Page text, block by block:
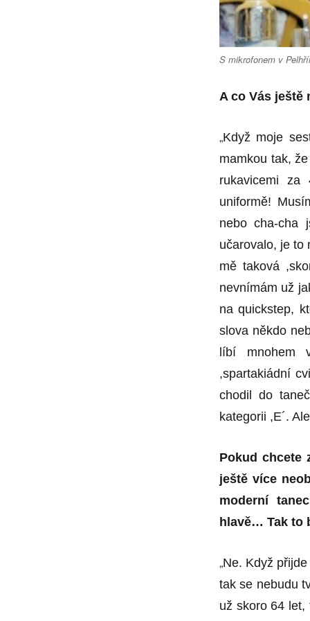
S mikrofonem v
A co Vás ještě
„Když moje
mamkou tak,
rukavicemi
uniformě!
nebo cha-cha
učarovalo, je to
mě taková
nevnímám už
na quickstep,
slova někdo
líbí mnohem
,spartakiádní
chodil do
kategorii ,E´.
Pokud chcete
ještě více
moderní
hlavě… Tak to
„Ne. Když
tak se nebudu
už skoro 64